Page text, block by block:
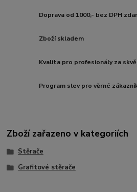
Doprava od 1000,- bez DPH
Zboží skladem
Kvalita pro profesionály za
Program slev pro věrné
Zboží zařazeno v kategoriích
Stěrače
Grafitové stěrače